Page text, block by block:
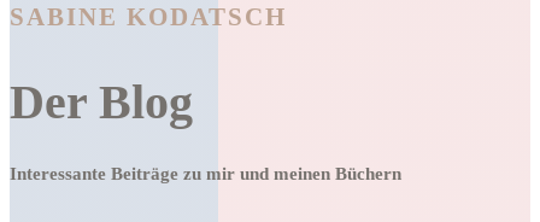
SABINE KODATSCH
Der Blog
Interessante Beiträge zu mir und meinen Büchern